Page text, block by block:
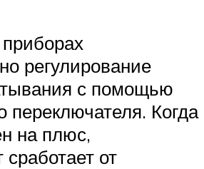
регулирование
с помощью
переключателя. Когда
на плюс,
от